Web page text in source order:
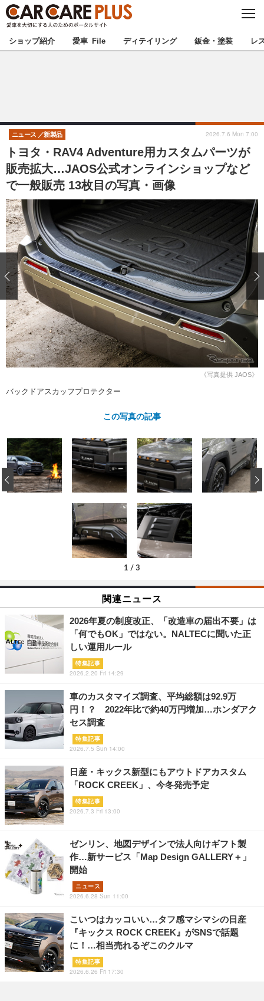
C
S
E
★カーケアプラス認定★ 厳選プロショップを地域から探す
甲信越 北陸
東海 関西
中国 四国
九州
注目の記事
ショップレポート 愛車 File
自動車豆知識 ストップ！不具合修理＆粗悪修理
鈑金・塗装
ディテイリング
ディテイリング 洗車
ヘッドライト磨き コーティング
フィルム・ラッピング
鈑金・塗装
小キズ直し 防錆
特集記事
ストップ 不具合修理＆粗悪修理
カーメーカー「旧車」関連プロジェ
ショップ紹介
ショップレポート プロショップ検索
レストア
カーメーカー「旧車」関連プロジ
イベント
ショップ紹介 愛車 File ディテイリング 鈑金・塗装 レ
トヨタ・RAV4 Adventure用カスタムパーツが
販売拡大…JAOS公式オンラインショップなど
で一般販売 13枚目の写真・画像
ニュース 新製品 2026.7.6 Mon 7:00
《写真提供 JAOS》
バックドアスカッフプロテクター
この写真の記事
1 / 3
‹
関連ニュース
2026年夏の制度改正、「改造車の届出不要」は
「何でもOK」ではない。NALTECに聞いた正
しい運用ルール
特集記事
2026.2.20 Fri 14:29
車のカスタマイズ調査、平均総額は92.9万
円！？ 2022年比で約40万円増加…ホンダアク
セス調査
特集記事
2026.7.5 Sun 14:00
日産・キックス新型にもアウトドアカスタム
「ROCK CREEK」、今冬発売予定
特集記事
2026.7.3 Fri 13:00
ゼンリン、地図デザインで法人向けギフト製
作…新サービス「Map Design GALLERY＋」
開始
ニュース
2026.6.28 Sun 11:00
こいつはカッコいい…タフ感マシマシの日産
『キックス ROCK CREEK』がSNSで話題
に！…相当売れるぞこのクルマ
特集記事
2026.6.26 Fri 17:30